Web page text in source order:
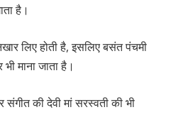
है।
लिए होती है, इसलिए बसंत पंचमी
माना जाता है।
की देवी मां सरस्वती की भी